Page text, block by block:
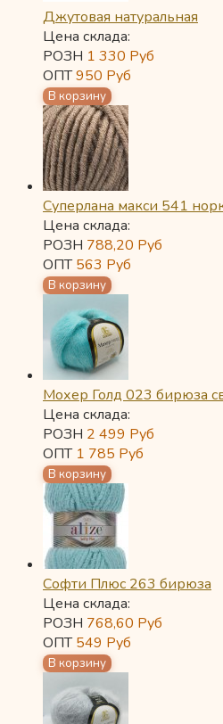
Джутовая натуральная
Цена склада:
РОЗН 1 330 Руб
ОПТ950 Руб
Суперлана макси 541
Цена склада:
РОЗН 788,20 Руб
ОПТ563 Руб
Мохер Голд 023 бирюза
Цена склада:
РОЗН 2 499 Руб
ОПТ 1 785 Руб
Софти Плюс 263 бирюза
Цена склада:
РОЗН 768,60 Руб
ОПТ549 Руб